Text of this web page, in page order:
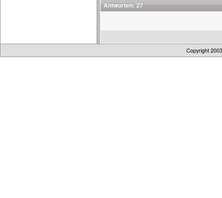
Antworten: 27
Copyright